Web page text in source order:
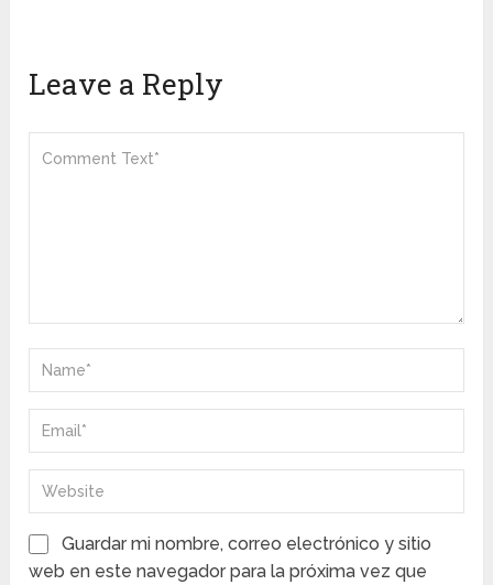
Leave a Reply
Guardar mi nombre, correo electrónico y sitio
web en este navegador para la próxima vez que